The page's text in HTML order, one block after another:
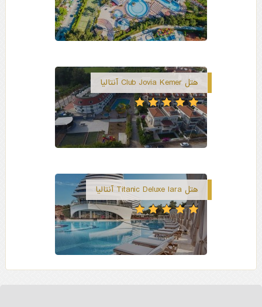
هتل Club Jovia Kemer آنتالیا
هتل Titanic Deluxe lara آنتالیا